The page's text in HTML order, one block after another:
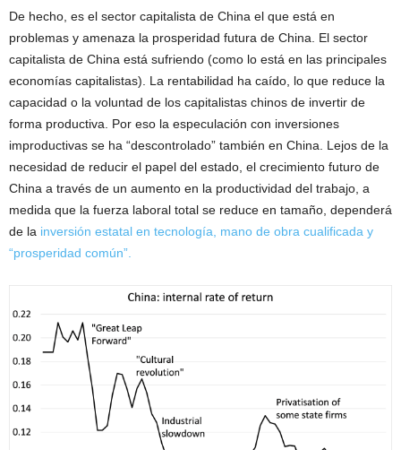
De hecho, es el sector capitalista de China el que está en
problemas y amenaza la prosperidad futura de China. El sector
capitalista de China está sufriendo (como lo está en las principales
economías capitalistas). La rentabilidad ha caído, lo que reduce la
capacidad o la voluntad de los capitalistas chinos de invertir de
forma productiva. Por eso la especulación con inversiones
improductivas se ha “descontrolado” también en China. Lejos de la
necesidad de reducir el papel del estado, el crecimiento futuro de
China a través de un aumento en la productividad del trabajo, a
medida que la fuerza laboral total se reduce en tamaño, dependerá
de la inversión estatal en tecnología, mano de obra cualificada y
“prosperidad común”.